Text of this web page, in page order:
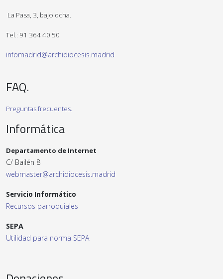
La Pasa, 3, bajo dcha.
Tel.: 91 364 40 50
infomadrid@archidiocesis.madrid
FAQ.
Preguntas frecuentes.
Informática
Departamento de Internet
C/ Bailén 8
webmaster@archidiocesis.madrid
Servicio Informático
Recursos parroquiales
SEPA
Utilidad para norma SEPA